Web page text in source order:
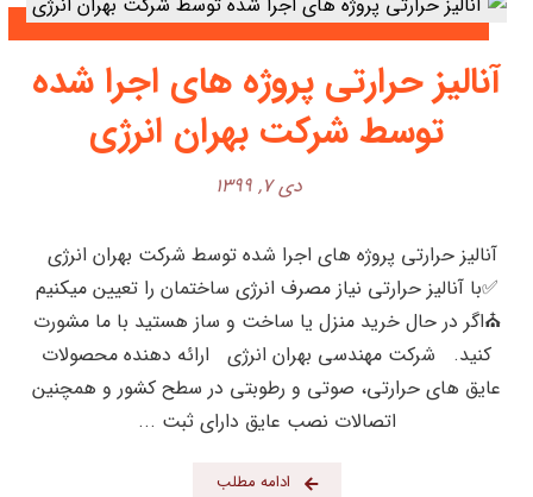
آنالیز حرارتی پروژه های اجرا شده
توسط شرکت بهران انرژی
دی ۷, ۱۳۹۹
آنالیز حرارتی پروژه های اجرا شده توسط شرکت بهران انرژی
✅با آنالیز حرارتی نیاز مصرف انرژی ساختمان را تعیین میکنیم
⛪️اگر در حال خرید منزل یا ساخت و ساز هستید با ما مشورت
کنید. شرکت مهندسی بهران انرژی ارائه دهنده محصولات
عایق های حرارتی، صوتی و رطوبتی در سطح کشور و همچنین
اتصالات نصب عایق دارای ثبت ...
ادامه مطلب